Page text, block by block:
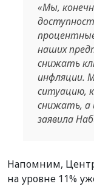
«Мы,
наших
снижать
инфляции.
ситуацию,
снижать, а
заявила
Напомним,
на уровне 11%